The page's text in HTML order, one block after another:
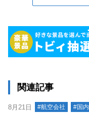
関連記事
8月21日 #航空会社 #国内